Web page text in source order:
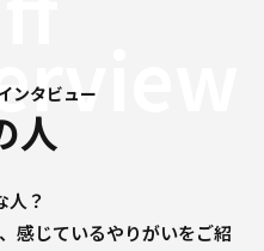
ンタビュー
人
人？
感じているやりがいをご紹